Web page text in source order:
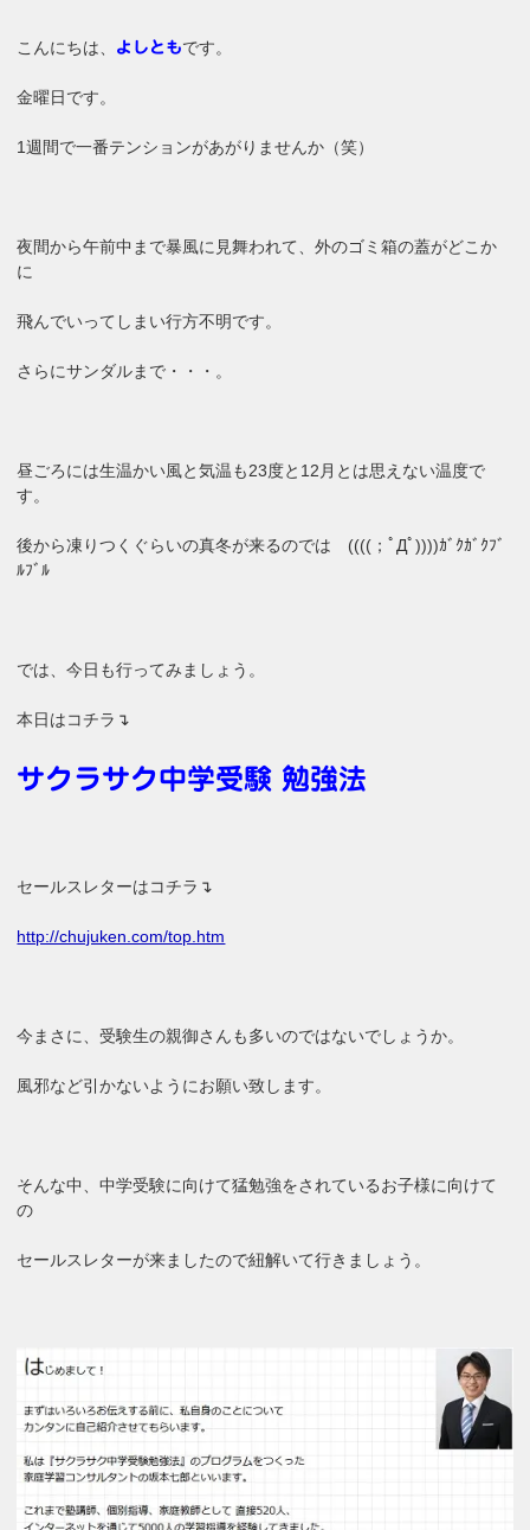
こんにちは、 よしともです。
金曜日です。
1週間で一番テンションがあがりませんか（笑）
夜間から午前中まで暴風に見舞われて、外のゴミ箱の蓋がどこか
に
飛んでいってしまい行方不明です。
さらにサンダルまで・・・。
昼ごろには生温かい風と気温も23度と12月とは思えない温度で
す。
後から凍りつくぐらいの真冬が来るのでは ((((；ﾟДﾟ))))ｶﾞｸｶﾞｸﾌﾞ
ﾙﾌﾞﾙ
では、今日も行ってみましょう。
本日はコチラ↴
サクラサク中学受験 勉強法
セールスレターはコチラ↴
http://chujuken.com/top.htm
今まさに、受験生の親御さんも多いのではないでしょうか。
風邪など引かないようにお願い致します。
そんな中、中学受験に向けて猛勉強をされているお子様に向けて
の
セールスレターが来ましたので紐解いて行きましょう。